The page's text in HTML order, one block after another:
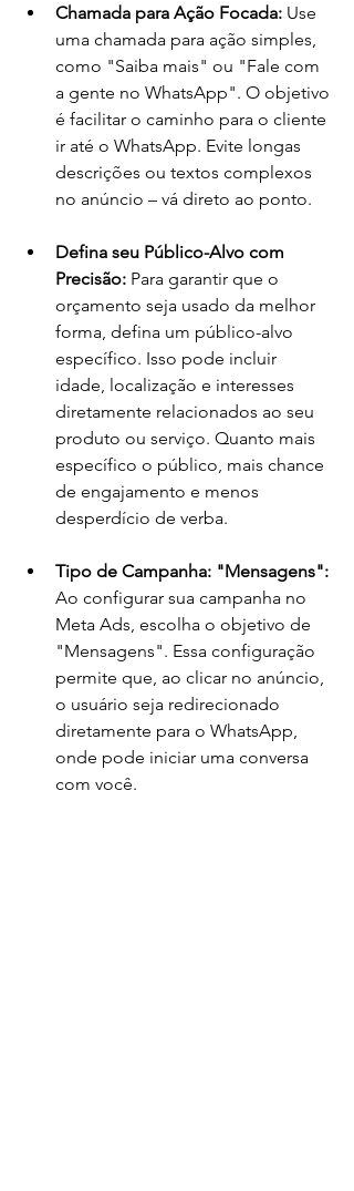
Chamada para Ação Focada: Use
uma chamada para ação simples,
como "Saiba mais" ou "Fale com
a gente no WhatsApp". O objetivo
é facilitar o caminho para o cliente
ir até o WhatsApp. Evite longas
descrições ou textos complexos
no anúncio – vá direto ao ponto.
Defina seu Público-Alvo com
Precisão: Para garantir que o
orçamento seja usado da melhor
forma, defina um público-alvo
específico. Isso pode incluir
idade, localização e interesses
diretamente relacionados ao seu
produto ou serviço. Quanto mais
específico o público, mais chance
de engajamento e menos
desperdício de verba.
Tipo de Campanha: "Mensagens":
Ao configurar sua campanha no
Meta Ads, escolha o objetivo de
"Mensagens". Essa configuração
permite que, ao clicar no anúncio,
o usuário seja redirecionado
diretamente para o WhatsApp,
onde pode iniciar uma conversa
com você.